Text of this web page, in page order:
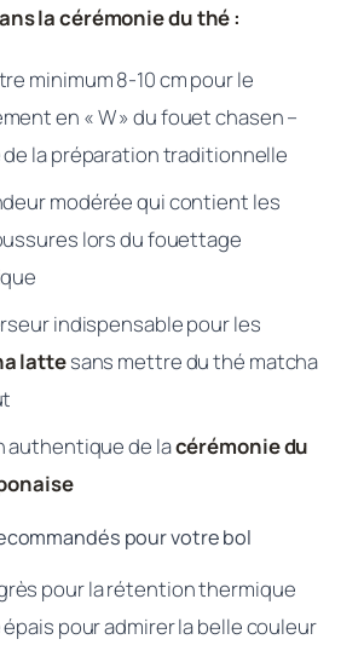
la cérémonie du thé :
minimum 8-10 cm pour le
en « W » du fouet chasen –
de la préparation traditionnelle
modérée qui contient les
lors du fouettage
indispensable pour les
lattesans mettre du thé matcha
authentique de lacérémonie du
pour votre bol
pour la rétention thermique
pour admirer la belle couleur